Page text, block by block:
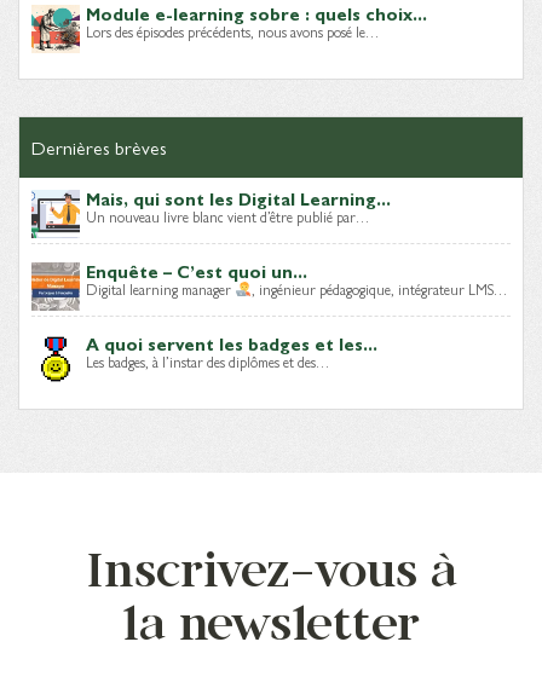
Module e-learning sobre : quels choix...
Lors des épisodes précédents, nous avons posé le…
Dernières brèves
Mais, qui sont les Digital Learning...
Un nouveau livre blanc vient d’être publié par…
Enquête – C’est quoi un...
Digital learning manager , ingénieur pédagogique, intégrateur LMS…
A quoi servent les badges et les...
Les badges, à l’instar des diplômes et des…
Inscrivez-vous à
la newsletter